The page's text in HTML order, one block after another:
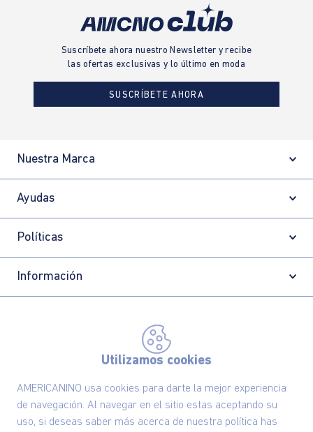
Utilizamos cookies
AMERICANINO usa cookies para darte la mejor experiencia
de navegación. Al navegar en el sitio estas aceptando su
uso, si deseas saber más acerca de nuestra política has
Suscríbete ahora nuestro Newsletter y recibe
las ofertas exclusivas y lo último en moda
SUSCRÍBETE AHORA
Nuestra Marca
Ayudas
Políticas
Información